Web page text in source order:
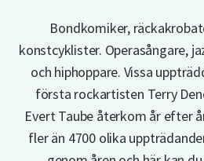
Bondkomiker,
konstcyklister. Operasångare,
och hiphoppare. Vissa
första rockartisten Terry
Evert Taube återkom år efter
fler än 4700 olika